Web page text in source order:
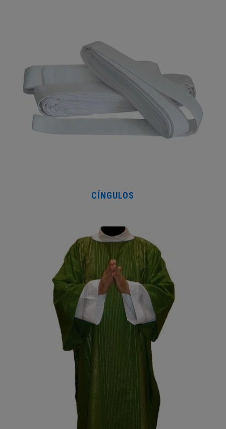
CÍNGULOS